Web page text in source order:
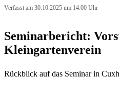
Verfasst am 30.10.2025 um 14:00 Uhr
Seminarbericht:
Kleingartenverein
Rückblick auf das Seminar in